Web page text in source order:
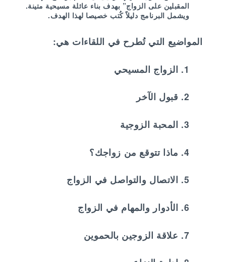
المواضيع التي تُطرح في اللقاءات هي:
1. الزواج المسيحي
2. قبول الآخر
3. المحبة الزوجية
4. ماذا تتوقع من زواجك؟
5. الاتصال والتواصل في الزواج
6. الأدوار والمهام في الزواج
7. علاقة الزوجين بالحموين
8. إدارة النزاع